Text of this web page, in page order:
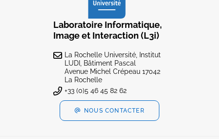
Laboratoire Informatique,
Image et Interaction (L3i)
La Rochelle Université, Institut
LUDI, Bâtiment Pascal
Avenue Michel Crépeau 17042
La Rochelle
+33 (0)5 46 45 82 62
NOUS CONTACTER